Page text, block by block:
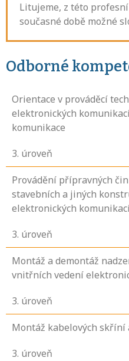
Litujeme, z této
současné době možné
Odborné
Orientace v prováděcí
elektronických
komunikace
3. úroveň
Provádění přípravných
stavebních a jiných
elektronických
3. úroveň
Montáž a demontáž
vnitřních vedení
3. úroveň
Montáž kabelových skříní
3. úroveň